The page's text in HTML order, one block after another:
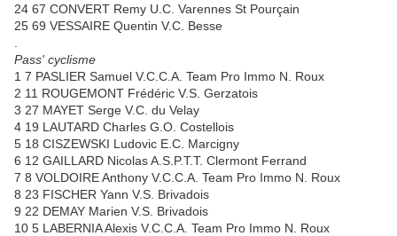
24 67 CONVERT Remy U.C. Varennes St Pourçain
25 69 VESSAIRE Quentin V.C. Besse
Pass' cyclisme
1 7 PASLIER Samuel V.C.C.A. Team Pro Immo N. Roux
2 11 ROUGEMONT Frédéric V.S. Gerzatois
3 27 MAYET Serge V.C. du Velay
4 19 LAUTARD Charles G.O. Costellois
5 18 CISZEWSKI Ludovic E.C. Marcigny
6 12 GAILLARD Nicolas A.S.P.T.T. Clermont Ferrand
7 8 VOLDOIRE Anthony V.C.C.A. Team Pro Immo N. Roux
8 23 FISCHER Yann V.S. Brivadois
9 22 DEMAY Marien V.S. Brivadois
10 5 LABERNIA Alexis V.C.C.A. Team Pro Immo N. Roux